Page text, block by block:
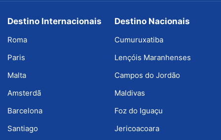
Destino Internacionais
Roma
Paris
Malta
Amsterdã
Barcelona
Santiago
Destino Nacionais
Cumuruxatiba
Lençóis Maranhenses
Campos do Jordão
Maldivas
Foz do Iguaçu
Jericoacoara